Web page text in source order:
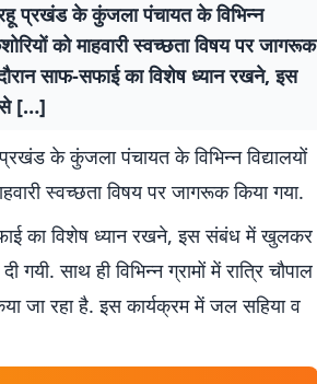
प्रखंड के कुंजला पंचायत के विभिन्न
को माहवारी स्वच्छता विषय पर जागरूक
साफ-सफाई का विशेष ध्यान रखने, इस
से […]
के कुंजला पंचायत के विभिन्न विद्यालयों
स्वच्छता विषय पर जागरूक किया गया.
का विशेष ध्यान रखने, इस संबंध में खुलकर
साथ ही विभिन्न ग्रामों में रात्रि चौपाल
जा रहा है. इस कार्यक्रम में जल सहिया व